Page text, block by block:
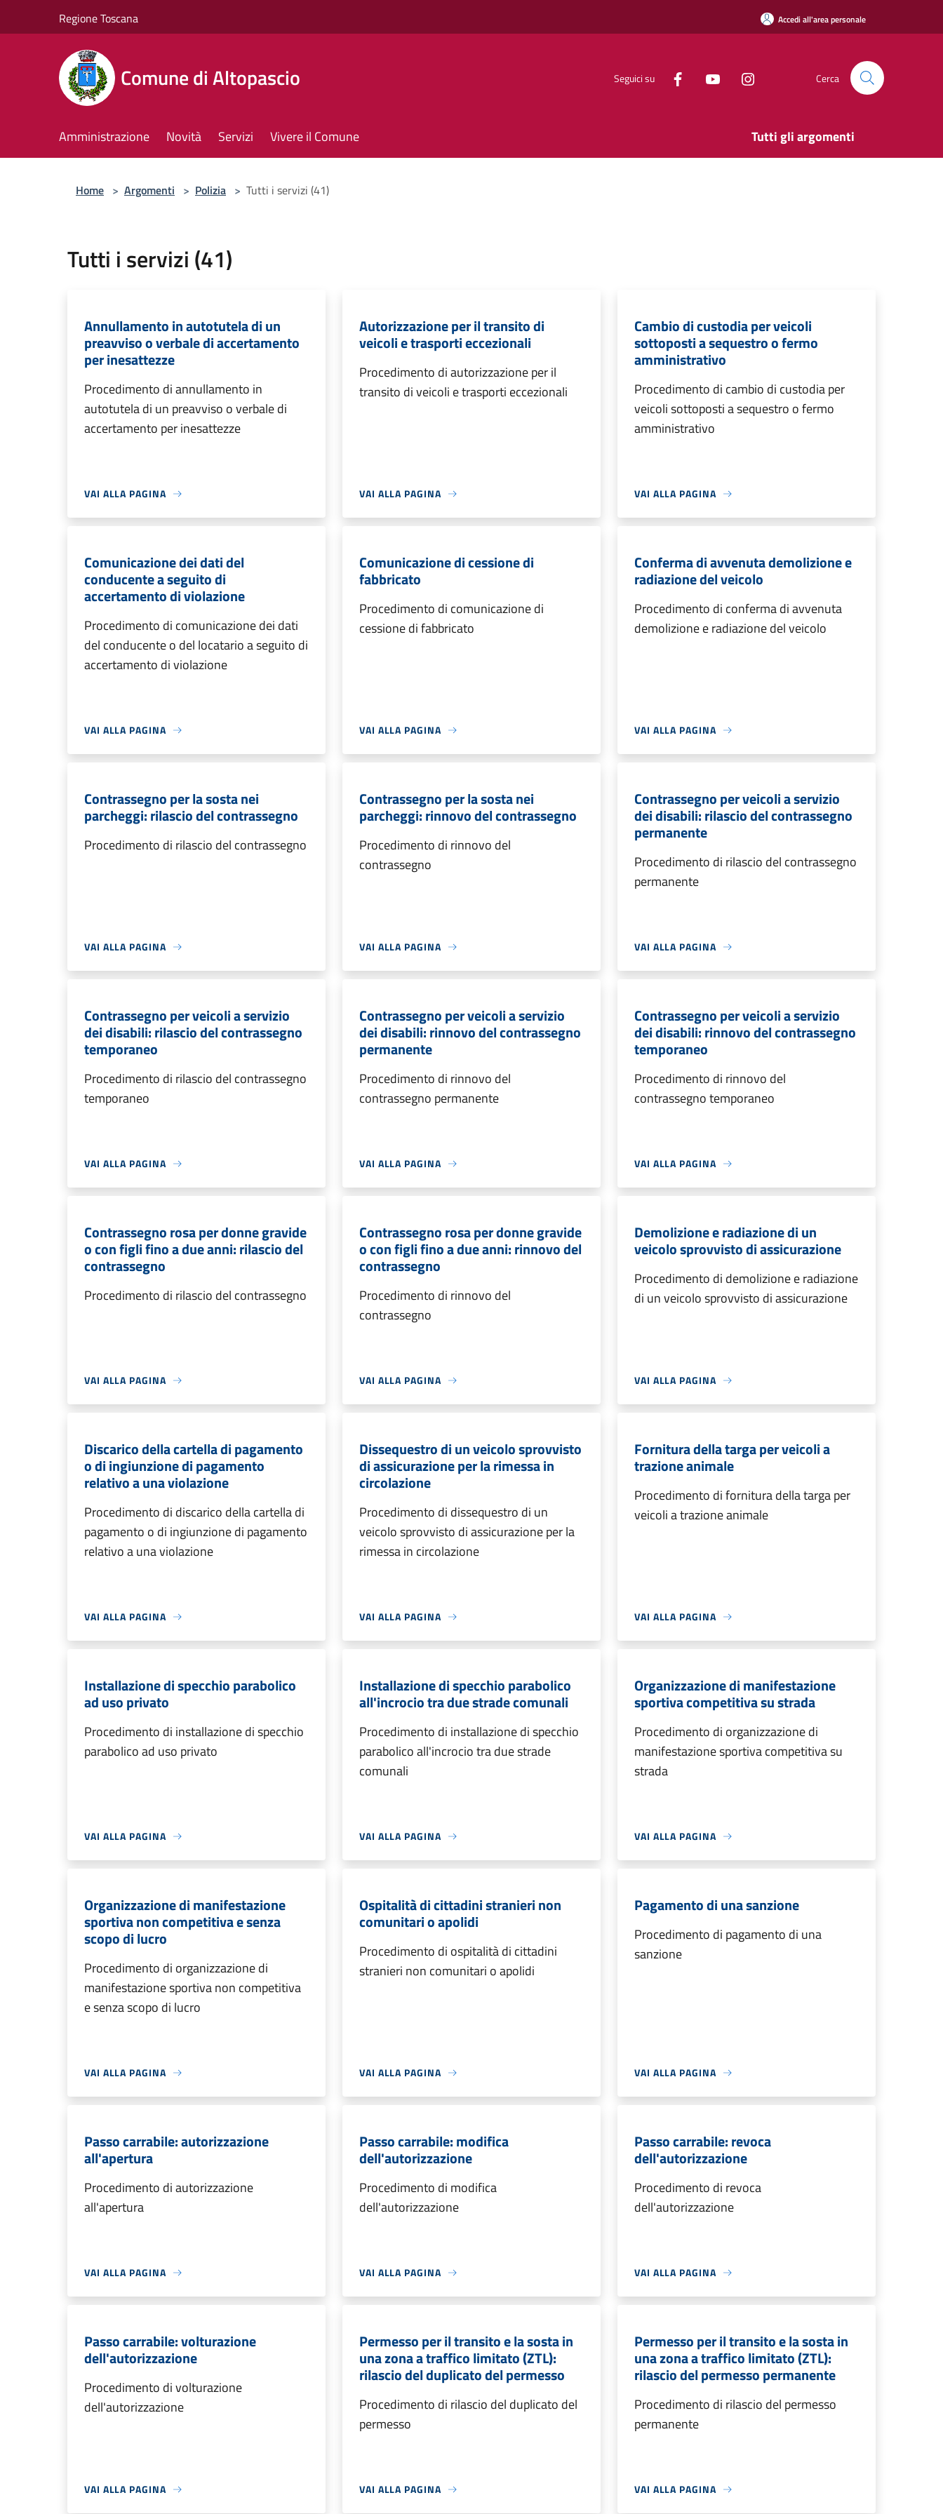
Regione Toscana Accedi all'area personale
Comune di Altopascio Seguici su Cerca
Amministrazione Novità Servizi Vivere il Comune Tutti gli argomenti
Home > Argomenti > Polizia > Tutti i servizi (41)
Tutti i servizi (41)
Annullamento in autotutela di un
preavviso o verbale di accertamento
per inesattezze
Procedimento di annullamento in
autotutela di un preavviso o verbale di
accertamento per inesattezze
VAI ALLA PAGINA
Autorizzazione per il transito di
veicoli e trasporti eccezionali
Procedimento di autorizzazione per il
transito di veicoli e trasporti eccezionali
VAI ALLA PAGINA
Cambio di custodia per veicoli
sottoposti a sequestro o fermo
amministrativo
Procedimento di cambio di custodia per
veicoli sottoposti a sequestro o fermo
amministrativo
VAI ALLA PAGINA
Comunicazione dei dati del
conducente a seguito di
accertamento di violazione
Procedimento di comunicazione dei dati
del conducente o del locatario a seguito di
accertamento di violazione
VAI ALLA PAGINA
Comunicazione di cessione di
fabbricato
Procedimento di comunicazione di
cessione di fabbricato
VAI ALLA PAGINA
Conferma di avvenuta demolizione e
radiazione del veicolo
Procedimento di conferma di avvenuta
demolizione e radiazione del veicolo
VAI ALLA PAGINA
Contrassegno per la sosta nei
parcheggi: rilascio del contrassegno
Procedimento di rilascio del contrassegno
VAI ALLA PAGINA
Contrassegno per la sosta nei
parcheggi: rinnovo del contrassegno
Procedimento di rinnovo del
contrassegno
VAI ALLA PAGINA
Contrassegno per veicoli a servizio
dei disabili: rilascio del contrassegno
permanente
Procedimento di rilascio del contrassegno
permanente
VAI ALLA PAGINA
Contrassegno per veicoli a servizio
dei disabili: rilascio del contrassegno
temporaneo
Procedimento di rilascio del contrassegno
temporaneo
VAI ALLA PAGINA
Contrassegno per veicoli a servizio
dei disabili: rinnovo del contrassegno
permanente
Procedimento di rinnovo del
contrassegno permanente
VAI ALLA PAGINA
Contrassegno per veicoli a servizio
dei disabili: rinnovo del contrassegno
temporaneo
Procedimento di rinnovo del
contrassegno temporaneo
VAI ALLA PAGINA
Contrassegno rosa per donne gravide
o con figli fino a due anni: rilascio del
contrassegno
Procedimento di rilascio del contrassegno
VAI ALLA PAGINA
Contrassegno rosa per donne gravide
o con figli fino a due anni: rinnovo del
contrassegno
Procedimento di rinnovo del
contrassegno
VAI ALLA PAGINA
Demolizione e radiazione di un
veicolo sprovvisto di assicurazione
Procedimento di demolizione e radiazione
di un veicolo sprovvisto di assicurazione
VAI ALLA PAGINA
Discarico della cartella di pagamento
o di ingiunzione di pagamento
relativo a una violazione
Procedimento di discarico della cartella di
pagamento o di ingiunzione di pagamento
relativo a una violazione
VAI ALLA PAGINA
Dissequestro di un veicolo sprovvisto
di assicurazione per la rimessa in
circolazione
Procedimento di dissequestro di un
veicolo sprovvisto di assicurazione per la
rimessa in circolazione
VAI ALLA PAGINA
Fornitura della targa per veicoli a
trazione animale
Procedimento di fornitura della targa per
veicoli a trazione animale
VAI ALLA PAGINA
Installazione di specchio parabolico
ad uso privato
Procedimento di installazione di specchio
parabolico ad uso privato
VAI ALLA PAGINA
Installazione di specchio parabolico
all'incrocio tra due strade comunali
Procedimento di installazione di specchio
parabolico all'incrocio tra due strade
comunali
VAI ALLA PAGINA
Organizzazione di manifestazione
sportiva competitiva su strada
Procedimento di organizzazione di
manifestazione sportiva competitiva su
strada
VAI ALLA PAGINA
Organizzazione di manifestazione
sportiva non competitiva e senza
scopo di lucro
Procedimento di organizzazione di
manifestazione sportiva non competitiva
e senza scopo di lucro
VAI ALLA PAGINA
Ospitalità di cittadini stranieri non
comunitari o apolidi
Procedimento di ospitalità di cittadini
stranieri non comunitari o apolidi
VAI ALLA PAGINA
Pagamento di una sanzione
Procedimento di pagamento di una
sanzione
VAI ALLA PAGINA
Passo carrabile: autorizzazione
all'apertura
Procedimento di autorizzazione
all'apertura
VAI ALLA PAGINA
Passo carrabile: modifica
dell'autorizzazione
Procedimento di modifica
dell'autorizzazione
VAI ALLA PAGINA
Passo carrabile: revoca
dell'autorizzazione
Procedimento di revoca
dell'autorizzazione
VAI ALLA PAGINA
Passo carrabile: volturazione
dell'autorizzazione
Procedimento di volturazione
dell'autorizzazione
VAI ALLA PAGINA
Permesso per il transito e la sosta in
una zona a traffico limitato (ZTL):
rilascio del duplicato del permesso
Procedimento di rilascio del duplicato del
permesso
VAI ALLA PAGINA
Permesso per il transito e la sosta in
una zona a traffico limitato (ZTL):
rilascio del permesso permanente
Procedimento di rilascio del permesso
permanente
VAI ALLA PAGINA